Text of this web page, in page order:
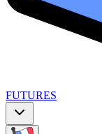
FUTURES